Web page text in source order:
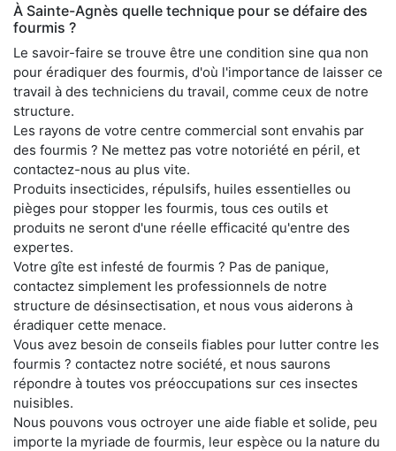
À Sainte-Agnès quelle technique pour se défaire des
fourmis ?
Le savoir-faire se trouve être une condition sine qua non
pour éradiquer des fourmis, d'où l'importance de laisser ce
travail à des techniciens du travail, comme ceux de notre
structure.
Les rayons de votre centre commercial sont envahis par
des fourmis ? Ne mettez pas votre notoriété en péril, et
contactez-nous au plus vite.
Produits insecticides, répulsifs, huiles essentielles ou
pièges pour stopper les fourmis, tous ces outils et
produits ne seront d'une réelle efficacité qu'entre des
expertes.
Votre gîte est infesté de fourmis ? Pas de panique,
contactez simplement les professionnels de notre
structure de désinsectisation, et nous vous aiderons à
éradiquer cette menace.
Vous avez besoin de conseils fiables pour lutter contre les
fourmis ? contactez notre société, et nous saurons
répondre à toutes vos préoccupations sur ces insectes
nuisibles.
Nous pouvons vous octroyer une aide fiable et solide, peu
importe la myriade de fourmis, leur espèce ou la nature du